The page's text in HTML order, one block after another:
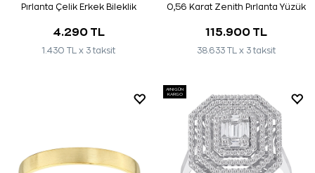
Pırlanta Çelik Erkek Bileklik
4.290 TL
1.430 TL x 3 taksit
0,56 Karat Zenith Pırlanta Yüzük
115.900 TL
38.633 TL x 3 taksit
AYNI GÜN
KARGO